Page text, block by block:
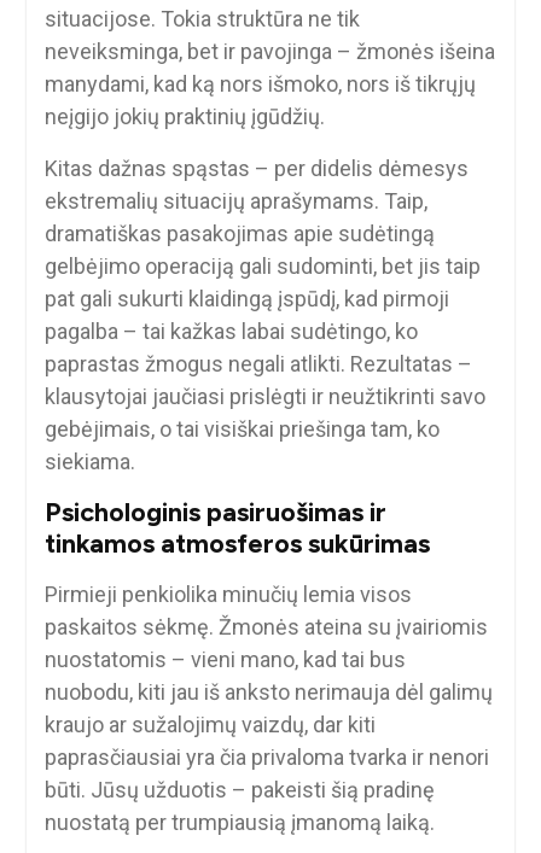
situacijose. Tokia struktūra ne tik
neveiksminga, bet ir pavojinga – žmonės išeina
manydami, kad ką nors išmoko, nors iš tikrųjų
neįgijo jokių praktinių įgūdžių.
Kitas dažnas spąstas – per didelis dėmesys
ekstremalių situacijų aprašymams. Taip,
dramatiškas pasakojimas apie sudėtingą
gelbėjimo operaciją gali sudominti, bet jis taip
pat gali sukurti klaidingą įspūdį, kad pirmoji
pagalba – tai kažkas labai sudėtingo, ko
paprastas žmogus negali atlikti. Rezultatas –
klausytojai jaučiasi prislėgti ir neužtikrinti savo
gebėjimais, o tai visiškai priešinga tam, ko
siekiama.
Psichologinis pasiruošimas ir
tinkamos atmosferos sukūrimas
Pirmieji penkiolika minučių lemia visos
paskaitos sėkmę. Žmonės ateina su įvairiomis
nuostatomis – vieni mano, kad tai bus
nuobodu, kiti jau iš anksto nerimauja dėl galimų
kraujo ar sužalojimų vaizdų, dar kiti
paprasčiausiai yra čia privaloma tvarka ir nenori
būti. Jūsų užduotis – pakeisti šią pradinę
nuostatą per trumpiausią įmanomą laiką.